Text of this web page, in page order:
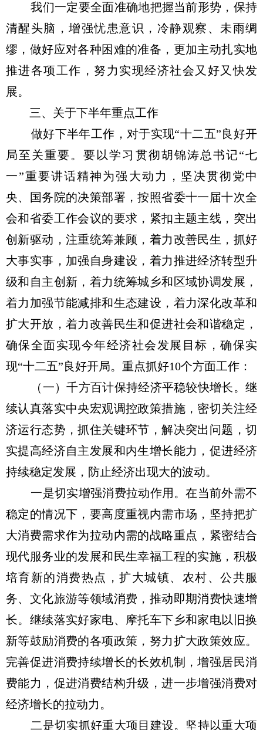
我们一定要全面准确地把握当前形势，保持
清醒头脑，增强忧患意识，冷静观察、未雨绸
缪，做好应对各种困难的准备，更加主动扎实地
推进各项工作，努力实现经济社会又好又快发
展。
三、关于下半年重点工作
做好下半年工作，对于实现“十二五”良好开
局至关重要。要以学习贯彻胡锦涛总书记“七
一”重要讲话精神为强大动力，坚决贯彻党中
央、国务院的决策部署，按照省委十一届十次全
会和省委工作会议的要求，紧扣主题主线，突出
创新驱动，注重统筹兼顾，着力改善民生，抓好
大事实事，加强自身建设，着力推进经济转型升
级和自主创新，着力统筹城乡和区域协调发展，
着力加强节能减排和生态建设，着力深化改革和
扩大开放，着力改善民生和促进社会和谐稳定，
确保全面实现今年经济社会发展目标，确保实
现“十二五”良好开局。重点抓好10个方面工作：
（一）千方百计保持经济平稳较快增长。继
续认真落实中央宏观调控政策措施，密切关注经
济运行态势，抓住关键环节，解决突出问题，切
实提高经济自主发展和内生增长能力，促进经济
持续稳定发展，防止经济出现大的波动。
一是切实增强消费拉动作用。在当前外需不
稳定的情况下，要高度重视内需市场，坚持把扩
大消费需求作为拉动内需的战略重点，紧密结合
现代服务业的发展和民生幸福工程的实施，积极
培育新的消费热点，扩大城镇、农村、公共服
务、文化旅游等领域消费，推动即期消费快速增
长。继续落实好家电、摩托车下乡和家电以旧换
新等鼓励消费的各项政策，努力扩大政策效应。
完善促进消费持续增长的长效机制，增强居民消
费能力，促进消费结构升级，进一步增强消费对
经济增长的拉动力。
二是切实抓好重大项目建设。坚持以重大项